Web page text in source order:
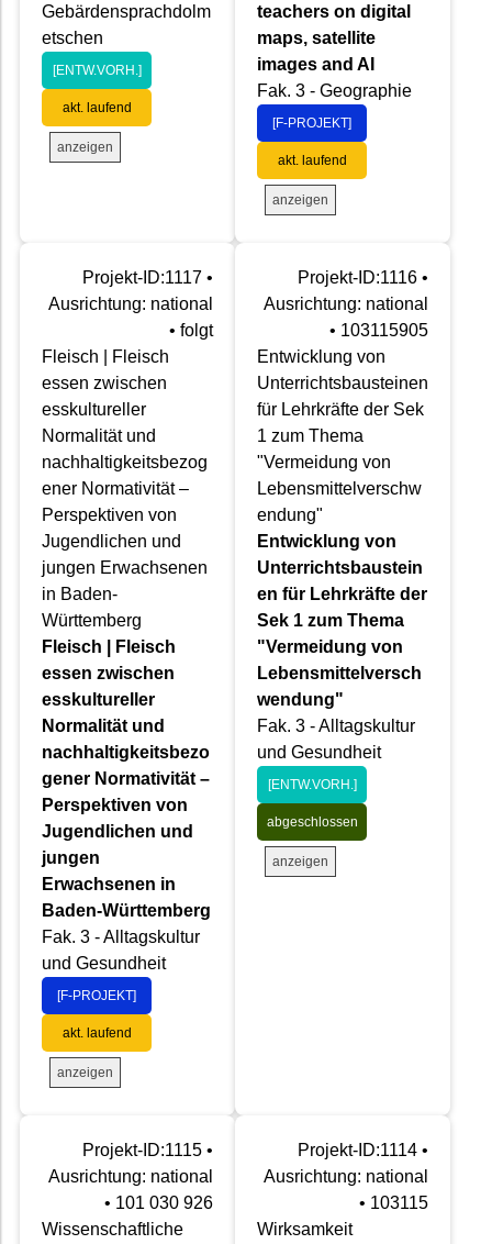
Gebärdensprachdolm
etschen
[ENTW.VORH.]
akt. laufend
anzeigen
teachers on digital
maps, satellite
images and AI
Fak. 3 - Geographie
[F-PROJEKT]
akt. laufend
anzeigen
Projekt-ID:1117 •
Ausrichtung: national
• folgt
Fleisch | Fleisch
essen zwischen
esskultureller
Normalität und
nachhaltigkeitsbezog
ener Normativität –
Perspektiven von
Jugendlichen und
jungen Erwachsenen
in Baden-
Württemberg
Fleisch | Fleisch
essen zwischen
esskultureller
Normalität und
nachhaltigkeitsbezo
gener Normativität –
Perspektiven von
Jugendlichen und
jungen
Erwachsenen in
Baden-Württemberg
Fak. 3 - Alltagskultur
und Gesundheit
[F-PROJEKT]
akt. laufend
anzeigen
Projekt-ID:1116 •
Ausrichtung: national
• 103115905
Entwicklung von
Unterrichtsbausteinen
für Lehrkräfte der Sek
1 zum Thema
"Vermeidung von
Lebensmittelverschw
endung"
Entwicklung von
Unterrichtsbaustein
en für Lehrkräfte der
Sek 1 zum Thema
"Vermeidung von
Lebensmittelversch
wendung"
Fak. 3 - Alltagskultur
und Gesundheit
[ENTW.VORH.]
abgeschlossen
anzeigen
Projekt-ID:1115 •
Ausrichtung: national
• 101 030 926
Wissenschaftliche
Projekt-ID:1114 •
Ausrichtung: national
• 103115
Wirksamkeit